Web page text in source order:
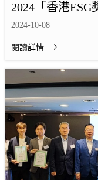
2024「香港
2024-10-08
閱讀詳情